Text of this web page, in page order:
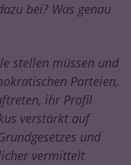
bei? Was genau
stellen müssen und
Parteien,
ihr Profil
verstärkt auf
und
vermittelt